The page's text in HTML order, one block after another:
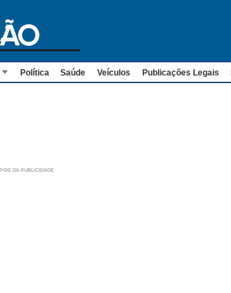
Política Saúde Veículos Publicações Legais